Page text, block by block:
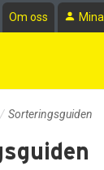
Om oss
Sorteringsguiden